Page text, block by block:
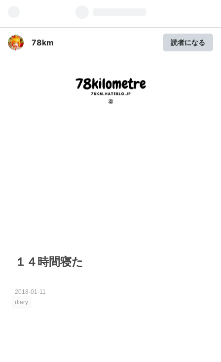
78km 読者になる
2018-01-11
１４時間寝た
diary